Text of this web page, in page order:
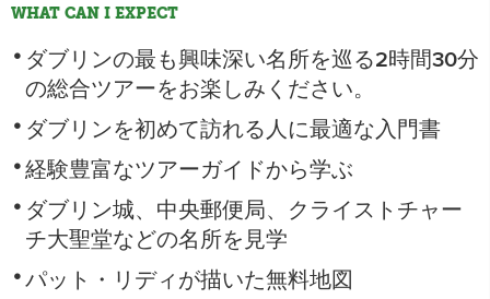
WHAT CAN I EXPECT
ダブリンの最も興味深い名所を巡る2時間30分
の総合ツアーをお楽しみください。
ダブリンを初めて訪れる人に最適な入門書
経験豊富なツアーガイドから学ぶ
ダブリン城、中央郵便局、クライストチャー
チ大聖堂などの名所を見学
パット・リディが描いた無料地図